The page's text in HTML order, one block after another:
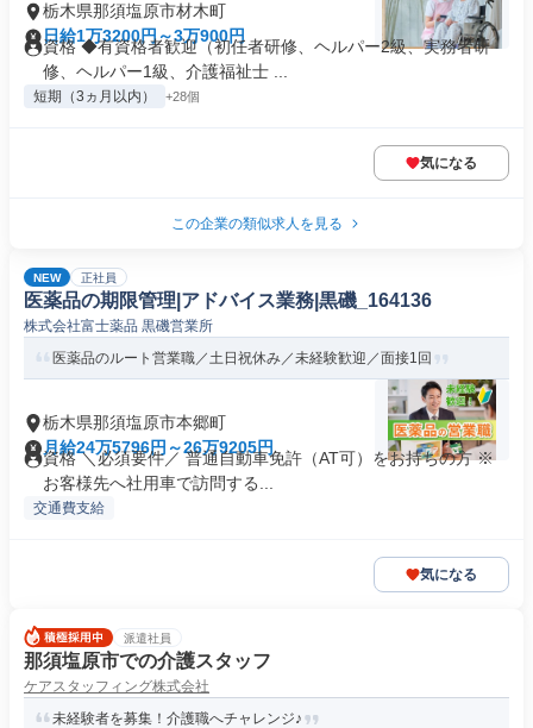
栃木県那須塩原市材木町
日給1万3200円～3万900円
資格 ◆有資格者歓迎（初任者研修、ヘルパー2級、実務者研
修、ヘルパー1級、介護福祉士 ...
短期（3ヵ月以内） +28個
気になる
この企業の類似求人を見る
NEW 正社員
医薬品の期限管理|アドバイス業務|黒磯_164136
株式会社富士薬品 黒磯営業所
医薬品のルート営業職／土日祝休み／未経験歓迎／面接1回
栃木県那須塩原市本郷町
月給24万5796円～26万9205円
資格 ＼必須要件／ 普通自動車免許（AT可）をお持ちの方 ※
お客様先へ社用車で訪問する...
交通費支給
気になる
派遣社員
那須塩原市での介護スタッフ
ケアスタッフィング株式会社
未経験者を募集！介護職へチャレンジ♪